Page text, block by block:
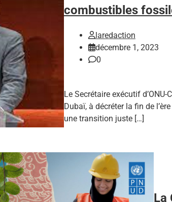
combustibles
laredaction
décembre 1, 2023
0
Le Secrétaire exécutif
Dubaï, à décréter la fin de
une transition juste […]
La